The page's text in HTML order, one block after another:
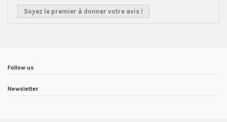
Soyez le premier à donner votre avis !
Follow us
Newsletter